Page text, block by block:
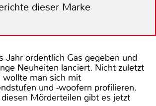
dieser Marke
Jahr ordentlich Gas gegeben und
Neuheiten lanciert. Nicht zuletzt
wollte man sich mit
und -woofern profilieren.
Mörderteilen gibt es jetzt